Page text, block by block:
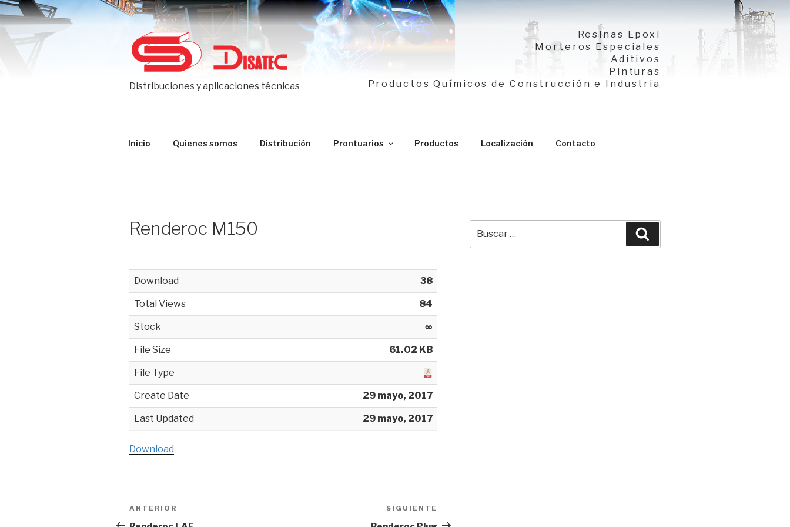
Ir
al
contenido
Resinas Epoxi
Morteros Especiales
Aditivos
Pinturas
Productos Químicos de Construcción e Industria
Distribuciones y aplicaciones técnicas
Inicio Quienes somos Distribución Prontuarios Productos Localización Contacto
Renderoc M150
Download 38
Total Views 84
Stock ∞
File Size 61.02 KB
File Type
Create Date 29 mayo, 2017
Last Updated 29 mayo, 2017
Download
Navegación
Entrada
anterior:
ANTERIOR
entrada
SIGUIENTE
por: